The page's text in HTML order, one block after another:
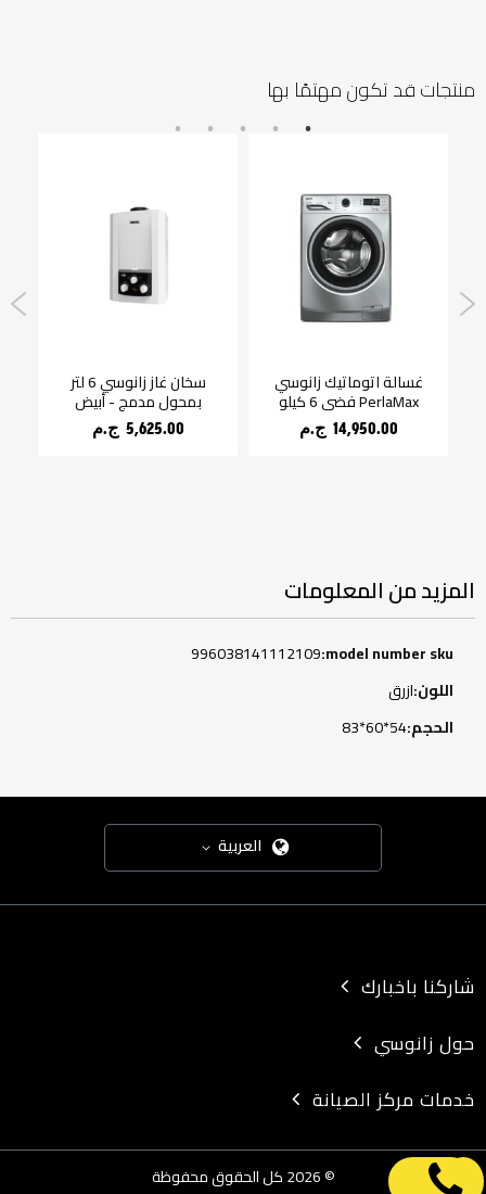
منتجات قد تكون مهتمًا بها
غسالة اتوماتيك زانوسي
PerlaMax فضي 6 كيلو
14,950.00 ج.م‏
سخان غاز زانوسي 6 لتر
بمحول مدمج - أبيض
5,625.00 ج.م‏
المزيد من المعلومات
المعلومات
996038141112109
ازرق
54*60*83
العربية
شاركنا باخبارك
حول زانوسي
خدمات مركز الصيانة
© 2026 كل الحقوق محفوظة